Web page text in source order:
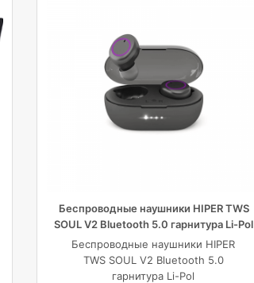
Беспроводные наушники HIPER TWS
SOUL V2 Bluetooth 5.0 гарнитура Li-Pol
2x43mAh+380mAh, черный
Беспроводные наушники HIPER
TWS SOUL V2 Bluetooth 5.0
гарнитура Li-Pol